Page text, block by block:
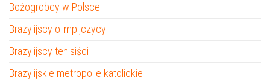
Bożogrobcy w Polsce
Brazylijscy olimpijczycy
Brazylijscy tenisiści
Brazylijskie metropolie katolickie